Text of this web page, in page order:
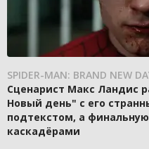
SPIDER-MAN: BRAND NEW
Сценарист Макс Ландис
Новый день" с его
подтекстом, а
каскадёрами